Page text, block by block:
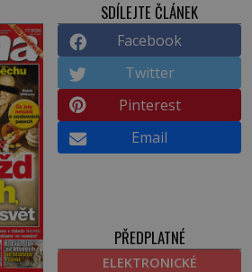
SDÍLEJTE ČLÁNEK
Facebook
Twitter
Pinterest
Email
PŘEDPLATNÉ
ELEKTRONICKÉ